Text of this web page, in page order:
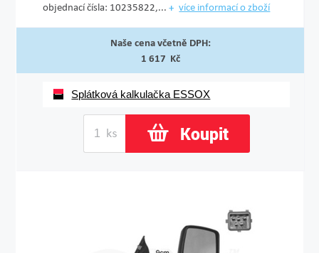
objednací čísla: 10235822,...
více informací o zboží
Naše cena včetně DPH:
1 617 Kč
Splátková kalkulačka ESSOX
Koupit